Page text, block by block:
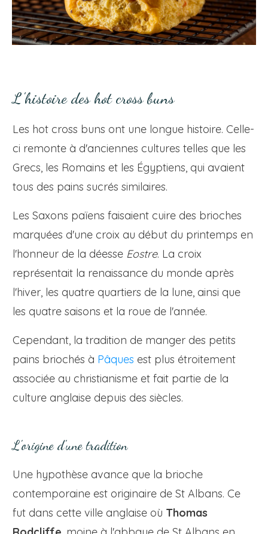
L'histoire des hot cross buns
Les hot cross buns ont une longue histoire. Celle-
ci remonte à d'anciennes cultures telles que les
Grecs, les Romains et les Égyptiens, qui avaient
tous des pains sucrés similaires.
Les Saxons païens faisaient cuire des brioches
marquées d'une croix au début du printemps en
l'honneur de la déesse Eostre. La croix
représentait la renaissance du monde après
l'hiver, les quatre quartiers de la lune, ainsi que
les quatre saisons et la roue de l'année.
Cependant, la tradition de manger des petits
pains briochés à Pâques est plus étroitement
associée au christianisme et fait partie de la
culture anglaise depuis des siècles.
L'origine d'une tradition
Une hypothèse avance que la brioche
contemporaine est originaire de St Albans. Ce
fut dans cette ville anglaise où Thomas